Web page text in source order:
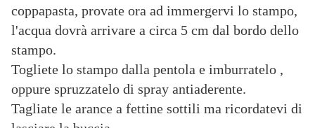
coppapasta, provate ora ad immergervi lo stampo,
l'acqua dovrà arrivare a circa 5 cm dal bordo dello
stampo.
Togliete lo stampo dalla pentola e imburratelo ,
oppure spruzzatelo di spray antiaderente.
Tagliate le arance a fettine sottili ma ricordatevi di